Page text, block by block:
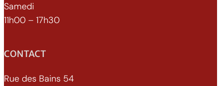
Samedi
11h00 – 17h30
CONTACT
Rue des Bains 54